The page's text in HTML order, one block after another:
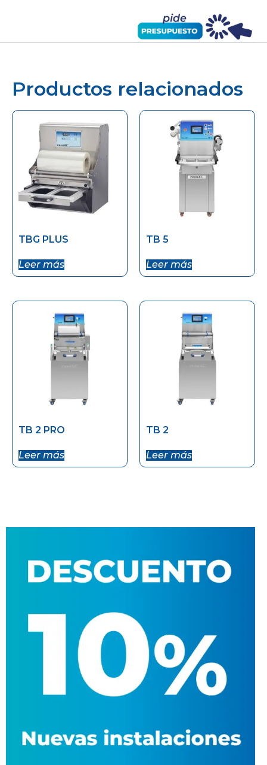
Productos relacionados
TBG PLUS
Leer más
TB 5
Leer más
TB 2 PRO
Leer más
TB 2
Leer más